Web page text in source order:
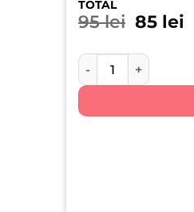
TOTAL
95lei Prețul
85 lei
Cantitate Micii